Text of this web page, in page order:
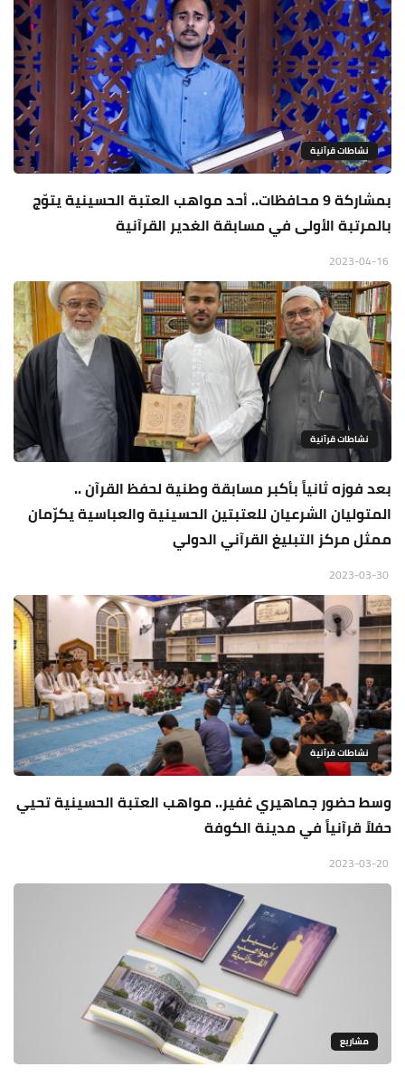
نشاطات قرآنية
بمشاركة 9 محافظات.. أحد مواهب العتبة الحسينية يتوّج
بالمرتبة الأولى في مسابقة الغدير القرآنية
نشاطات قرآنية
بعد فوزه ثانياً بأكبر مسابقة وطنية لحفظ القرآن ..
المتوليان الشرعيان للعتبتين الحسينية والعباسية يكرّمان
ممثل مركز التبليغ القرآني الدولي
نشاطات قرآنية
وسط حضور جماهيري غفير.. مواهب العتبة الحسينية تحيي
حفلاً قرآنياً في مدينة الكوفة
مشاريع